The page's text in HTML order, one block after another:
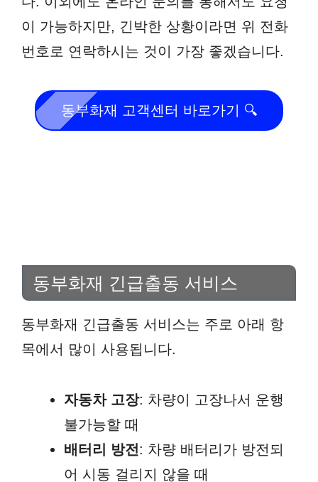
이 가능하지만, 긴박한 상황이라면 위 전화
번호로 연락하시는 것이 가장 좋겠습니다.
동부화재 고객센터 바로가기 🔍
동부화재 긴급출동 서비스
동부화재 긴급출동 서비스는 주로 아래 항
목에서 많이 사용됩니다.
자동차 고장: 차량이 고장나서 운행
불가능할 때
배터리 방전: 차량 배터리가 방전되
어 시동 걸리지 않을 때